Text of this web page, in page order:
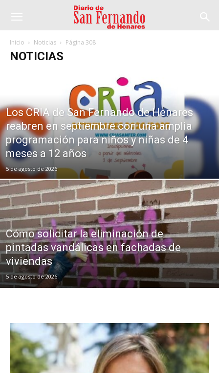
Inicio Noticias Página 308
NOTICIAS
Los CRIA de San Fernando de Henares
reabren en septiembre con una amplia
programación para niños y niñas de 4
meses a 12 años
5 de agosto de 2026
Cómo solicitar la eliminación de
pintadas vandálicas en fachadas de
viviendas
5 de agosto de 2026